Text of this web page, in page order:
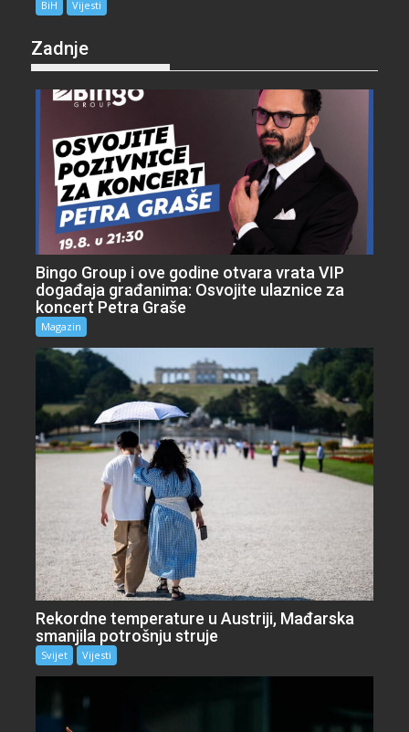
BiH Vijesti
Zadnje
Bingo Group i ove godine otvara vrata VIP
događaja građanima: Osvojite ulaznice za
koncert Petra Graše
Magazin
Rekordne temperature u Austriji, Mađarska
smanjila potrošnju struje
Svijet Vijesti